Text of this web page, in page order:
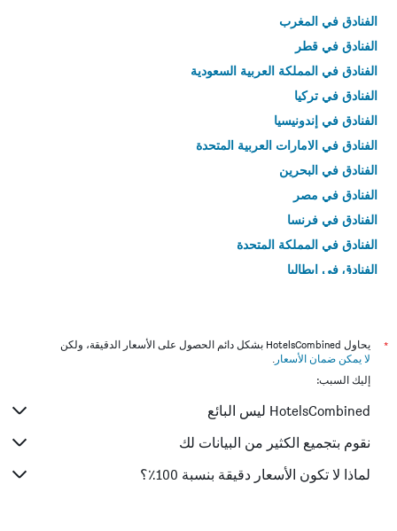
الفنادق في المغرب
الفنادق في قطر
الفنادق في المملكة العربية السعودية
الفنادق في تركيا
الفنادق في إندونيسيا
الفنادق في الامارات العربية المتحدة
الفنادق في البحرين
الفنادق في مصر
الفنادق في فرنسا
الفنادق في المملكة المتحدة
الفنادق في إيطاليا
*
يحاول HotelsCombined بشكل دائم الحصول على الأسعار الدقيقة، ولكن
لا يمكن ضمان الأسعار .
إليك السبب:
HotelsCombined ليس البائع
نقوم بتجميع الكثير من البيانات لك
لماذا لا تكون الأسعار دقيقة بنسبة 100٪؟